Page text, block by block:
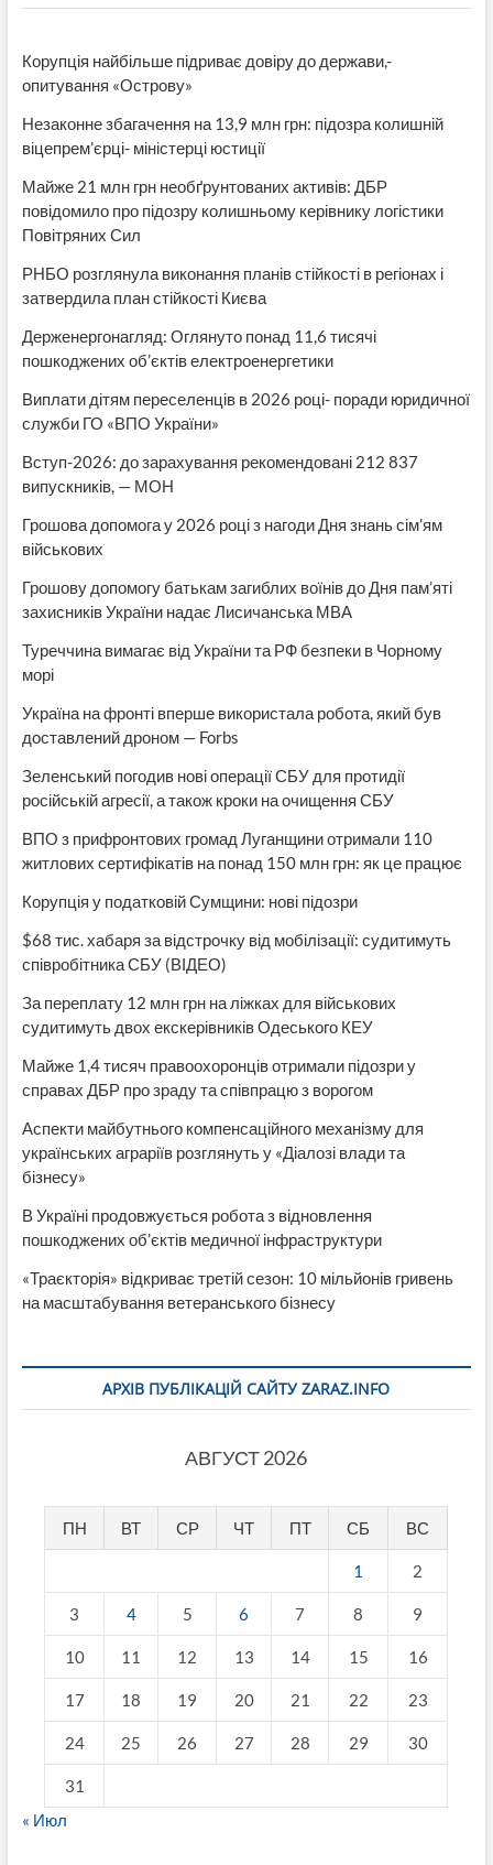
Корупція найбільше підриває довіру до держави,-
опитування «Острову»
Незаконне збагачення на 13,9 млн грн: підозра колишній
віцепрем’єрці- міністерці юстиції
Майже 21 млн грн необґрунтованих активів: ДБР
повідомило про підозру колишньому керівнику логістики
Повітряних Сил
РНБО розглянула виконання планів стійкості в регіонах і
затвердила план стійкості Києва
Держенергонагляд: Оглянуто понад 11,6 тисячі
пошкоджених об’єктів електроенергетики
Виплати дітям переселенців в 2026 році- поради юридичної
служби ГО «ВПО України»
Вступ-2026: до зарахування рекомендовані 212 837
випускників, — МОН
Грошова допомога у 2026 році з нагоди Дня знань сім’ям
військових
Грошову допомогу батькам загиблих воїнів до Дня пам’яті
захисників України надає Лисичанська МВА
Туреччина вимагає від України та РФ безпеки в Чорному
морі
Україна на фронті вперше використала робота, який був
доставлений дроном — Forbs
Зеленський погодив нові операції СБУ для протидії
російській агресії, а також кроки на очищення СБУ
ВПО з прифронтових громад Луганщини отримали 110
житлових сертифікатів на понад 150 млн грн: як це працює
Корупція у податковій Сумщини: нові підозри
$68 тис. хабаря за відстрочку від мобілізації: судитимуть
співробітника СБУ (ВІДЕО)
За переплату 12 млн грн на ліжках для військових
судитимуть двох екскерівників Одеського КЕУ
Майже 1,4 тисяч правоохоронців отримали підозри у
справах ДБР про зраду та співпрацю з ворогом
Аспекти майбутнього компенсаційного механізму для
українських аграріїв розглянуть у «Діалозі влади та
бізнесу»
В Україні продовжується робота з відновлення
пошкоджених об’єктів медичної інфраструктури
«Траєкторія» відкриває третій сезон: 10 мільйонів гривень
на масштабування ветеранського бізнесу
АРХІВ ПУБЛІКАЦІЙ САЙТУ ZARAZ.INFO
АВГУСТ 2026
ПН ВТ СР ЧТ ПТ СБ ВС
1 2
3 4 5 6 7 8 9
10 11 12 13 14 15 16
17 18 19 20 21 22 23
24 25 26 27 28 29 30
31
« Июл